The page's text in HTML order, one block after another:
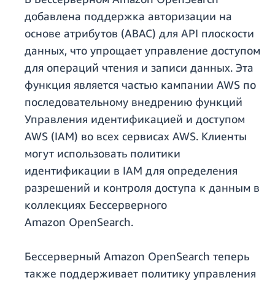
добавлена поддержка авторизации на
основе атрибутов (ABAC) для API плоскости
данных, что упрощает управление доступом
для операций чтения и записи данных. Эта
функция является частью кампании AWS по
последовательному внедрению функций
Управления идентификацией и доступом
AWS (IAM) во всех сервисах AWS. Клиенты
могут использовать политики
идентификации в IAM для определения
разрешений и контроля доступа к данным в
коллекциях Бессерверного
Amazon OpenSearch.
Бессерверный Amazon OpenSearch теперь
также поддерживает политику управления